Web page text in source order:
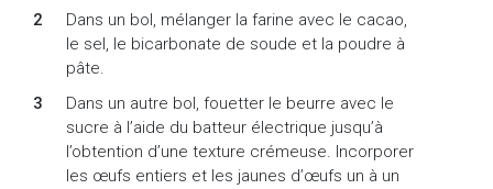
Dans un bol, mélanger la farine avec le cacao,
le sel, le bicarbonate de soude et la poudre à
pâte.
Dans un autre bol, fouetter le beurre avec le
sucre à l’aide du batteur électrique jusqu’à
l’obtention d’une texture crémeuse. Incorporer
les œufs entiers et les jaunes d’œufs un à un